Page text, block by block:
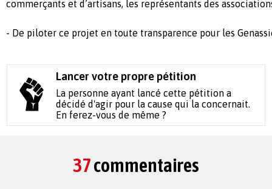
commerçants et d’artisans, les représentants des
- De piloter ce projet en toute transparence pour les
Lancer votre propre pétition
La personne ayant lancé cette pétition a
décidé d'agir pour la cause qui la concernait.
En ferez-vous de même ?
37commentaires